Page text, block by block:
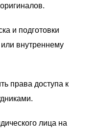
и подготовки
внутреннему
права доступа к
лица на